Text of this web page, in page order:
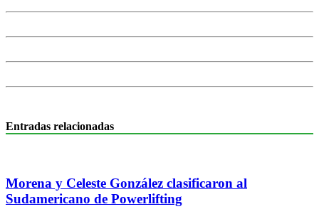
Entradas relacionadas
Morena y Celeste González clasificaron al
Sudamericano de Powerlifting